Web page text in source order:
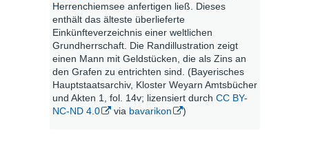
Herrenchiemsee anfertigen ließ. Dieses
enthält das älteste überlieferte
Einkünfteverzeichnis einer weltlichen
Grundherrschaft. Die Randillustration zeigt
einen Mann mit Geldstücken, die als Zins an
den Grafen zu entrichten sind. (Bayerisches
Hauptstaatsarchiv, Kloster Weyarn Amtsbücher
und Akten 1, fol. 14v; lizensiert durch CC BY-
NC-ND 4.0
via bavarikon )